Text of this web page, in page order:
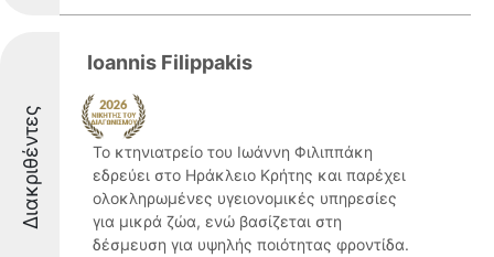
Διακριθέντες
Ioannis Filippakis
Το κτηνιατρείο του Ιωάννη Φιλιππάκη
εδρεύει στο Ηράκλειο Κρήτης και παρέχει
ολοκληρωμένες υγειονομικές υπηρεσίες
για μικρά ζώα, ενώ βασίζεται στη
δέσμευση για υψηλής ποιότητας φροντίδα.